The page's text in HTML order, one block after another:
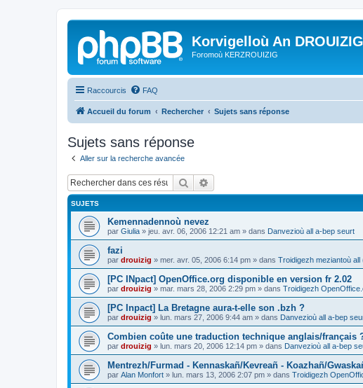
Korvigelloù An DROUIZIG
Foromoù KERZROUIZIG
Raccourcis FAQ
Accueil du forum Rechercher Sujets sans réponse
Sujets sans réponse
Aller sur la recherche avancée
Rechercher
SUJETS
Kemennadennoù nevez
par Giulia » jeu. avr. 06, 2006 12:21 am » dans Danvezioù all a-bep seurt
fazi
par drouizig » mer. avr. 05, 2006 6:14 pm » dans Troidigezh meziantoù
[PC INpact] OpenOffice.org disponible en version fr 2.02
par drouizig » mar. mars 28, 2006 2:29 pm » dans Troidigezh
[PC Inpact] La Bretagne aura-t-elle son .bzh ?
par drouizig » lun. mars 27, 2006 9:44 am » dans Danvezioù all a-bep
Combien coûte une traduction technique anglais/français
par drouizig » lun. mars 20, 2006 12:14 pm » dans Danvezioù all a-bep
Mentrezh/Furmad - Kennaskañ/Kevreañ - Koazhañ/
par Alan Monfort » lun. mars 13, 2006 2:07 pm » dans Troidigezh